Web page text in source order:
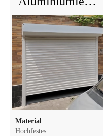
Material
Hochfestes